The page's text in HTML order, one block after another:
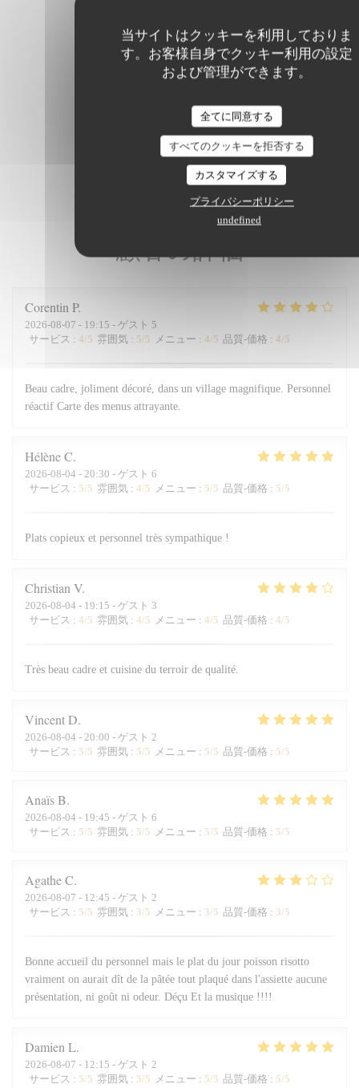
当サイトはクッキーを利用しておりま
す。お客様自身でクッキー利用の設定
および管理ができます。
全てに同意する
すべてのクッキーを拒否する
カスタマイズする
プライバシーポリシー
undefined
顧客の評価
Corentin P
2026-08-07 - 19:15 - ゲスト 5
サービス : 4/5 雰囲気 : 5/5 メニュー : 4/5 品質-価格 : 4/5
Beau cadre, joliment décoré, dans un village magnifique. Personnel
réactif Carte des menus attrayante.
HélèneC
2026-08-04 - 20:30 - ゲスト 6
サービス : 5/5 雰囲気 : 4/5 メニュー : 5/5 品質-価格 : 5/5
Plats copieux et personnel très sympathique !
Christian V
2026-08-04 - 19:15 - ゲスト 3
サービス : 4/5 雰囲気 : 4/5 メニュー : 4/5 品質-価格 : 4/5
Très beau cadre et cuisine du terroir de qualité.
VincentD
2026-08-04 - 20:00 - ゲスト 2
サービス : 5/5 雰囲気 : 5/5 メニュー : 5/5 品質-価格 : 5/5
AnaïsB
2026-08-04 - 19:45 - ゲスト 6
サービス : 5/5 雰囲気 : 5/5 メニュー : 5/5 品質-価格 : 5/5
AgatheC
2026-08-07 - 12:45 - ゲスト 2
サービス : 5/5 雰囲気 : 3/5 メニュー : 3/5 品質-価格 : 3/5
Bonne accueil du personnel mais le plat du jour poisson risotto
vraiment on aurait dît de la pâtée tout plaqué dans l'assiette aucune
présentation, ni goût ni odeur. Déçu Et la musique !!!!
Damien L
2026-08-07 - 12:15 - ゲスト 2
サービス : 5/5 雰囲気 : 5/5 メニュー : 5/5 品質-価格 : 5/5